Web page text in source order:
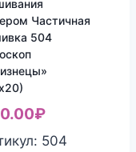
Частичная
504
₽
504